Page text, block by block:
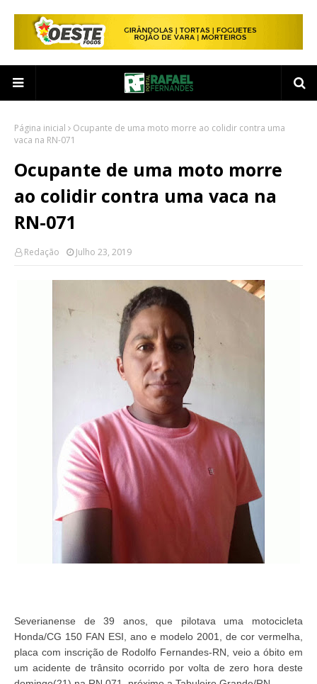
Página inicial
Ocupante de uma moto morre ao colidir contra uma
vaca na RN-071
Ocupante de uma moto morre
ao colidir contra uma vaca na
RN-071
Redação Julho 23, 2019
Severianense de 39 anos, que pilotava uma motocicleta
Honda/CG 150 FAN ESI, ano e modelo 2001, de cor vermelha,
placa com inscrição de Rodolfo Fernandes-RN, veio a óbito em
um acidente de trânsito ocorrido por volta de zero hora deste